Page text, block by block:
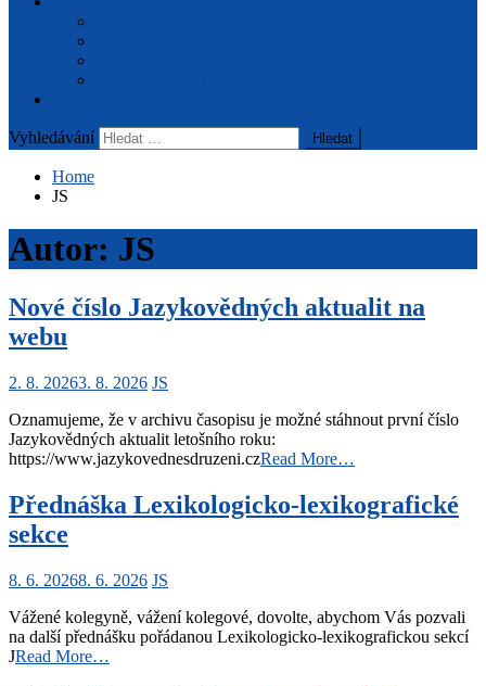
Vyhledávání
Home
JS
Autor: JS
Nové číslo Jazykovědných aktualit na
webu
2. 8. 20263. 8. 2026 JS
Oznamujeme, že v archivu časopisu je možné stáhnout první číslo
Jazykovědných aktualit letošního roku:
https://www.jazykovednesdruzeni.czRead More…
Přednáška Lexikologicko-lexikografické
sekce
8. 6. 20268. 6. 2026 JS
Vážené kolegyně, vážení kolegové, dovolte, abychom Vás pozvali
na další přednášku pořádanou Lexikologicko-lexikografickou sekcí
JRead More…